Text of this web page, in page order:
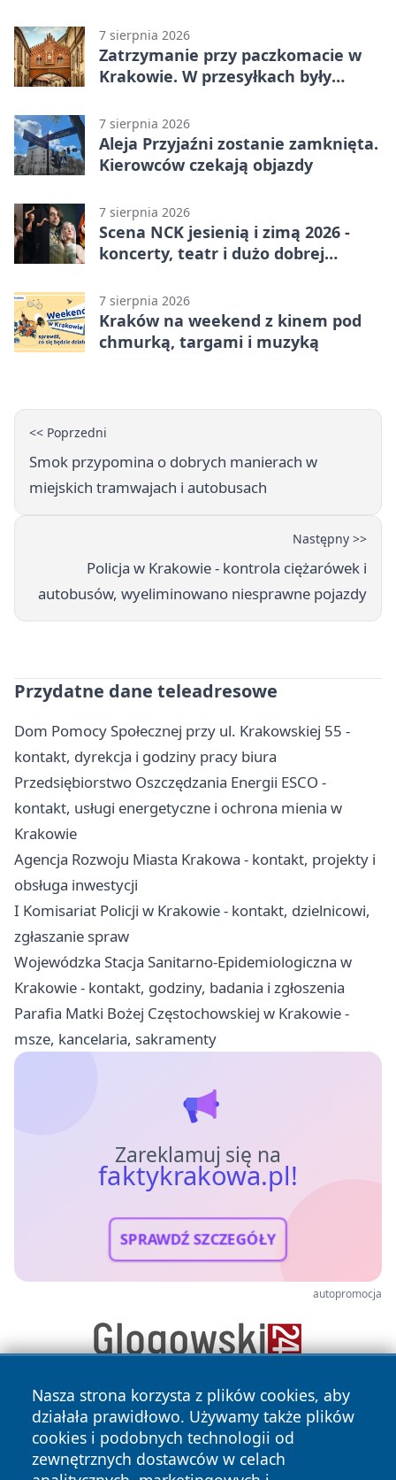
7 sierpnia 2026
Zatrzymanie przy paczkomacie w
Krakowie. W przesyłkach były
7 sierpnia 2026
Aleja Przyjaźni zostanie zamknięta.
Kierowców czekają objazdy
7 sierpnia 2026
Scena NCK jesienią i zimą 2026 -
koncerty, teatr i dużo dobrej
7 sierpnia 2026
Kraków na weekend z kinem pod
chmurką, targami i muzyką
<< Poprzedni
Smok przypomina o dobrych manierach w
miejskich tramwajach i autobusach
Następny >>
Policja w Krakowie - kontrola ciężarówek i
autobusów, wyeliminowano niesprawne pojazdy
Przydatne dane teleadresowe
Dom Pomocy Społecznej przy ul. Krakowskiej 55 -
kontakt, dyrekcja i godziny pracy biura
Przedsiębiorstwo Oszczędzania Energii ESCO -
kontakt, usługi energetyczne i ochrona mienia w
Krakowie
Agencja Rozwoju Miasta Krakowa - kontakt, projekty i
obsługa inwestycji
I Komisariat Policji w Krakowie - kontakt, dzielnicowi,
zgłaszanie spraw
Wojewódzka Stacja Sanitarno-Epidemiologiczna w
Krakowie - kontakt, godziny, badania i zgłoszenia
Parafia Matki Bożej Częstochowskiej w Krakowie -
msze, kancelaria, sakramenty
Zareklamuj się na
faktykrakowa.pl!
SPRAWDŹ SZCZEGÓŁY
autopromocja
Nasza strona korzysta z plików cookies, aby
działała prawidłowo. Używamy także plików
cookies i podobnych technologii od
zewnętrznych dostawców w celach